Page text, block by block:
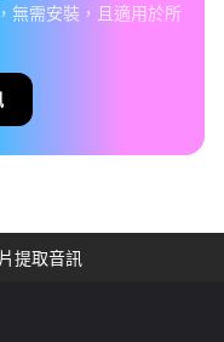
無需安裝，且適用於所
提取音訊